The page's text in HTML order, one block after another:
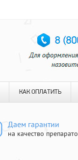
КАК ОПЛАТИТЬ
Даем гарантии
на качество